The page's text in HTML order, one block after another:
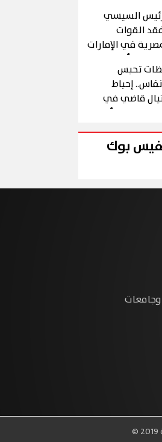
السيسي
القوات
في الإمارات
زيارة أخوية
تحبس
إحباط
قاضي في
الحلقة 10 من رأس
بوك